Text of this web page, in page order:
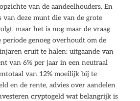
van de aandeelhouders. En
van deze munt die van de grote
maar het is nog maar de vraag
periode genoeg overhoudt om de
eruit te halen: uitgaande van
van 6% per jaar in een neutraal
van 12% moeilijk bij te
en de rente, advies over aandelen
cryptogeld wat belangrijk is